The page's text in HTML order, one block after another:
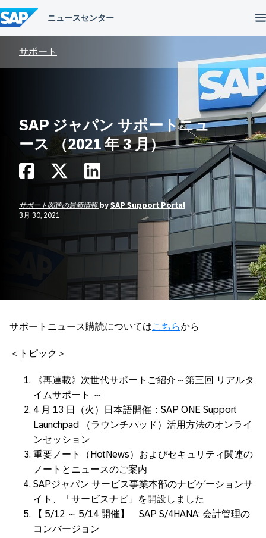
ン
テ
ン
サポート
SAP ジャパン サポートニュ
ース （2021 年 3 月）
サポート関連の最新情報 bySAP Support Portal
3月 30, 2021
サポートニュース購読についてはこちらから
＜トピック＞
《再連載》次世代サポートご紹介～第三回 リアルタ
イムサポート ～
4 月 13 日（火）日本語開催：SAP ONE Support
Launchpad （ラウンチパッド）活用方法のオンライ
ンセッション
重要ノート（HotNews）およびセキュリティ関連の
ノートとニュースのご案内
SAPジャパン サービス事業本部のナビゲーションサ
イト、「サービスナビ」を開設しました
【 5/12 ～ 5/14 開催】 SAP S/4HANA: 会計管理の
コンバージョン